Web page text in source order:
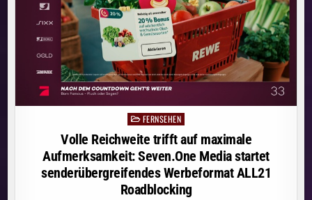
RICHTIGE
ANTWORT
DARAUF
GEBEN
DIE
BEAUTYS
DER
PROSIEBEN
„BEAUTY
THE
NERD“
PostedFERNSEHEN
Volle Reichweite trifft auf maximale
Aufmerksamkeit: Seven.One Media startet
senderübergreifendes Werbeformat ALL21
Roadblocking